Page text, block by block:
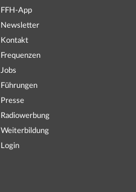
FFH-App
Newsletter
Kontakt
Frequenzen
Jobs
Führungen
Presse
Radiowerbung
Weiterbildung
Login